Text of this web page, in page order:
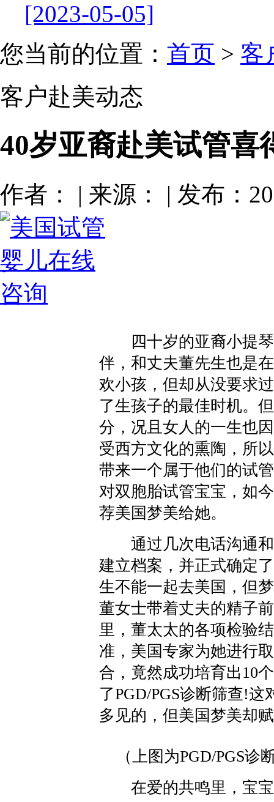
[2023-05-05]
您当前的位置： 首页 > 客
客户赴美动态
40岁亚裔赴美试管喜
作者： | 来源： | 发布：
四十岁的亚裔小提琴
伴，和丈夫董先生也是
欢小孩，但却从没要求
了生孩子的最佳时机。
分，况且女人的一生也
受西方文化的熏陶，所
带来一个属于他们的试
对双胞胎试管宝宝，如
荐美国梦美给她。
通过几次电话沟通和
建立档案，并正式确定
生不能一起去美国，但
董女士带着丈夫的精子
里，董太太的各项检验
准，美国专家为她进行
合，竟然成功培育出10
了PGD/PGS诊断筛查!
多见的，但美国梦美却
（上图为PGD/PGS
在爱的共鸣里，宝宝